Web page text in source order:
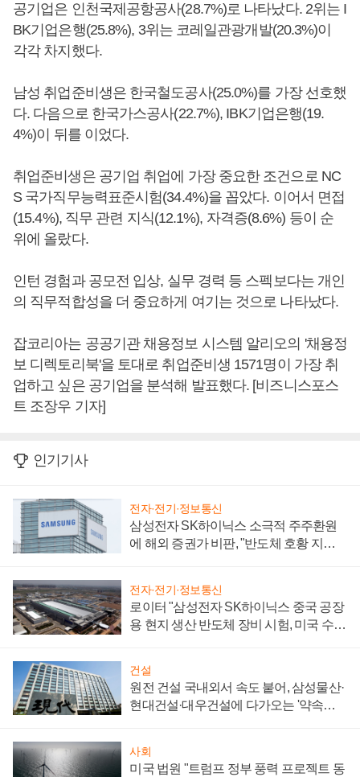
공기업은 인천국제공항공사(28.7%)로 나타났다. 2위는 I
BK기업은행(25.8%), 3위는 코레일관광개발(20.3%)이
각각 차지했다.
남성 취업준비생은 한국철도공사(25.0%)를 가장 선호했
다. 다음으로 한국가스공사(22.7%), IBK기업은행(19.
4%)이 뒤를 이었다.
취업준비생은 공기업 취업에 가장 중요한 조건으로 NC
S 국가직무능력표준시험(34.4%)을 꼽았다. 이어서 면접
(15.4%), 직무 관련 지식(12.1%), 자격증(8.6%) 등이 순
위에 올랐다.
인턴 경험과 공모전 입상, 실무 경력 등 스펙보다는 개인
의 직무적합성을 더 중요하게 여기는 것으로 나타났다.
잡코리아는 공공기관 채용정보 시스템 알리오의 '채용정
보 디렉토리북'을 토대로 취업준비생 1571명이 가장 취
업하고 싶은 공기업을 분석해 발표했다. [비즈니스포스
트 조장우 기자]
인기기사
전자·전기·정보통신
삼성전자 SK하이닉스 소극적 주주환원
에 해외 증권가 비판, "반도체 호황 지속
전자·전기·정보통신
로이터 "삼성전자 SK하이닉스 중국 공장
용 현지 생산 반도체 장비 시험, 미국 수출
건설
원전 건설 국내외서 속도 붙어, 삼성물산·
현대건설·대우건설에 다가오는 '약속의
사회
미국 법원 "트럼프 정부 풍력 프로젝트 동